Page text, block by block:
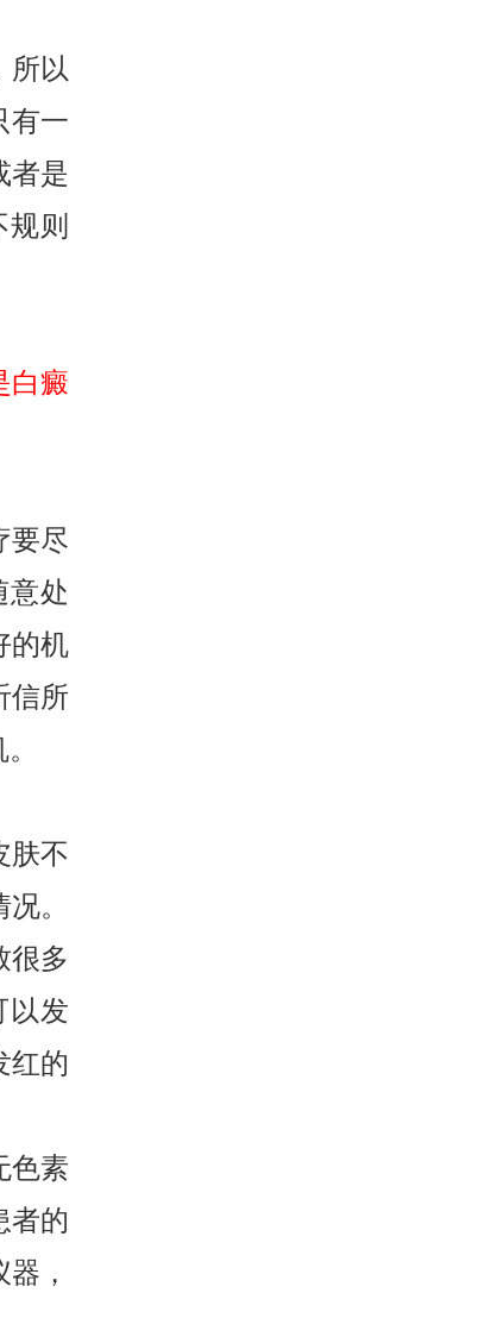
以
有一
者是
则
白癜
要尽
意处
的机
信所
不
。
很多
以发
红的
色素
者的
，